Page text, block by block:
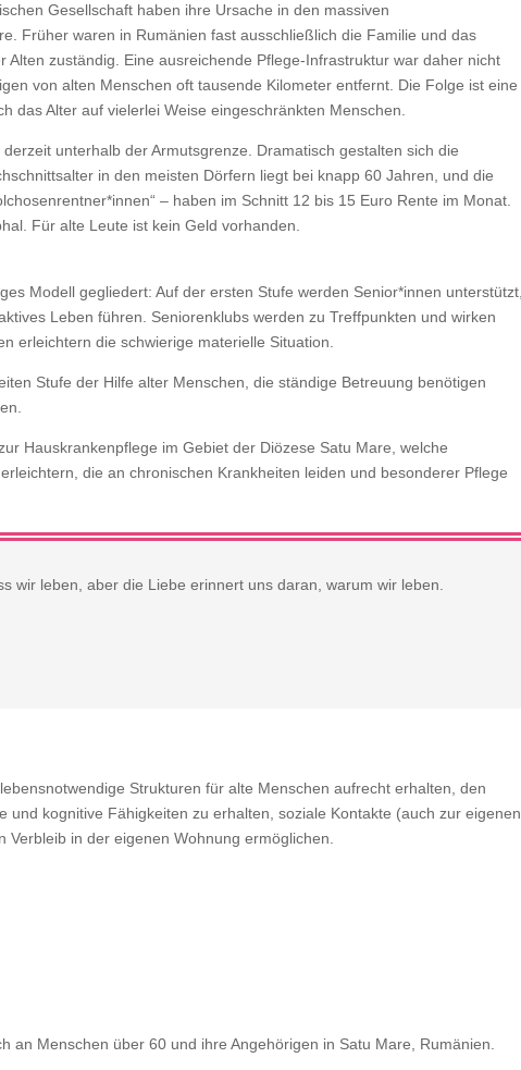
Gesellschaft haben ihre Ursache in den massiven
Früher waren in Rumänien fast ausschließlich die Familie und das
Alten zuständig. Eine ausreichende Pflege-Infrastruktur war daher nicht
von alten Menschen oft tausende Kilometer entfernt. Die Folge ist eine
das Alter auf vielerlei Weise eingeschränkten Menschen.
unterhalb der Armutsgrenze. Dramatisch gestalten sich die
in den meisten Dörfern liegt bei knapp 60 Jahren, und die
– haben im Schnitt 12 bis 15 Euro Rente im Monat.
Für alte Leute ist kein Geld vorhanden.
Modell gegliedert: Auf der ersten Stufe werden Senior*innen unterstützt,
Leben führen. Seniorenklubs werden zu Treffpunkten und wirken
erleichtern die schwierige materielle Situation.
Stufe der Hilfe alter Menschen, die ständige Betreuung benötigen
Hauskrankenpflege im Gebiet der Diözese Satu Mare, welche
die an chronischen Krankheiten leiden und besonderer Pflege
wir leben, aber die Liebe erinnert uns daran, warum wir leben.
Strukturen für alte Menschen aufrecht erhalten, den
und kognitive Fähigkeiten zu erhalten, soziale Kontakte (auch zur eigenen
in der eigenen Wohnung ermöglichen.
an Menschen über 60 und ihre Angehörigen in Satu Mare, Rumänien.